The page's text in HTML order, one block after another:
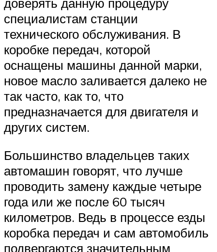
специалистам станции
технического обслуживания. В
коробке передач, которой
оснащены машины данной марки,
новое масло заливается далеко не
так часто, как то, что
предназначается для двигателя и
других систем.
Большинство владельцев таких
автомашин говорят, что лучше
проводить замену каждые четыре
года или же после 60 тысяч
километров. Ведь в процессе езды
коробка передач и сам автомобиль
подвергаются значительным